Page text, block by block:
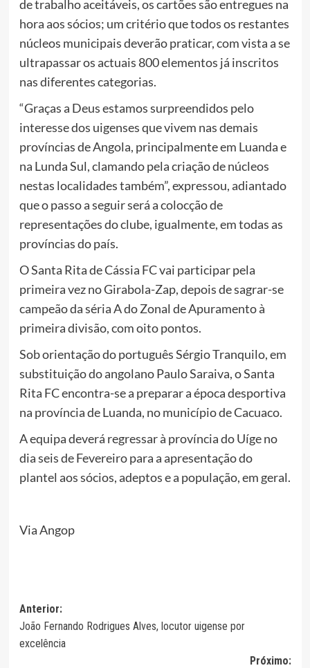
de trabalho aceitáveis, os cartões são entregues na
hora aos sócios; um critério que todos os restantes
núcleos municipais deverão praticar, com vista a se
ultrapassar os actuais 800 elementos já inscritos
nas diferentes categorias.
“Graças a Deus estamos surpreendidos pelo
interesse dos uigenses que vivem nas demais
províncias de Angola, principalmente em Luanda e
na Lunda Sul, clamando pela criação de núcleos
nestas localidades também”, expressou, adiantado
que o passo a seguir será a colocção de
representações do clube, igualmente, em todas as
províncias do país.
O Santa Rita de Cássia FC vai participar pela
primeira vez no Girabola-Zap, depois de sagrar-se
campeão da séria A do Zonal de Apuramento à
primeira divisão, com oito pontos.
Sob orientação do português Sérgio Tranquilo, em
substituição do angolano Paulo Saraiva, o Santa
Rita FC encontra-se a preparar a época desportiva
na província de Luanda, no município de Cacuaco.
A equipa deverá regressar à província do Uíge no
dia seis de Fevereiro para a apresentação do
plantel aos sócios, adeptos e a população, em geral.
Via Angop
Navegação
de
Anterior:
João Fernando Rodrigues Alves, locutor uigense por
excelência
Próximo: